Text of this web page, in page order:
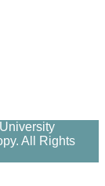
All Rights